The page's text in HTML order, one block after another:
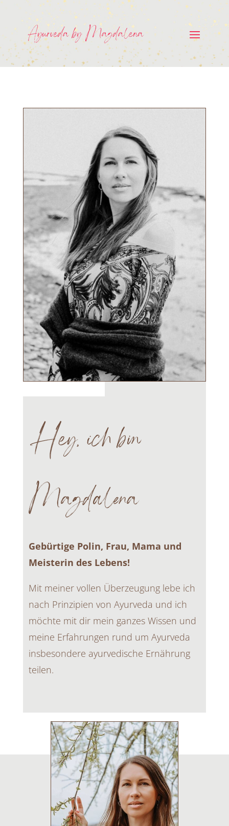
Hey, ich bin
Magdalena
Gebürtige Polin, Frau, Mama und
Meisterin des Lebens!
Mit meiner vollen Überzeugung lebe ich
nach Prinzipien von Ayurveda und ich
möchte mit dir mein ganzes Wissen und
meine Erfahrungen rund um Ayurveda
insbesondere ayurvedische Ernährung
teilen.